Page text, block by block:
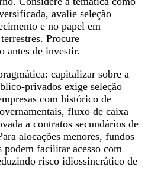
avalie seleção
e no papel em
Procure
antes de investir.
capitalizar sobre a
privados exige seleção
com histórico de
fluxo de caixa
a contratos secundários de
alocações menores, fundos
facilitar acesso com
risco idiossincrático de